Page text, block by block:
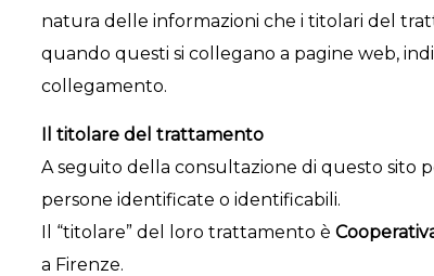
natura delle informazioni che i titolari del
quando questi si collegano a pagine web,
collegamento.
Il titolare del trattamento
A seguito della consultazione di questo sito
persone identificate o identificabili.
Il “titolare” del loro trattamento è
a Firenze.